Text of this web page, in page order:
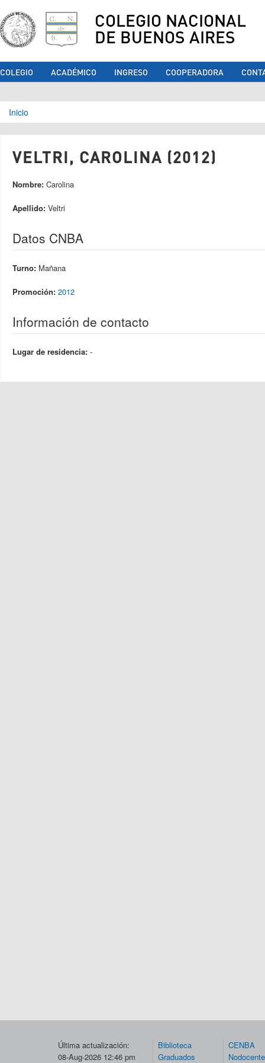
COLEGIO NACIONAL
DE BUENOS AIRES
COLEGIO ACADÉMICO INGRESO COOPERADORA
Se encuentra usted aquí
Inicio
VELTRI, CAROLINA (2012)
Nombre: Carolina
Apellido: Veltri
Datos CNBA
Turno: Mañana
Promoción: 2012
Información de contacto
Lugar de residencia: -
Última actualización:
08-Aug-2026 12:46 pm
Biblioteca
Graduados
CENBA